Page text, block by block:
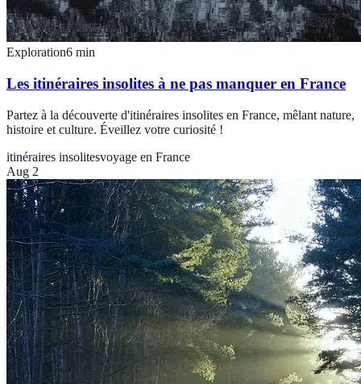
Exploration6 min
Les itinéraires insolites à ne pas manquer en France
Partez à la découverte d'itinéraires insolites en France, mêlant nature,
histoire et culture. Éveillez votre curiosité !
itinéraires insolitesvoyage en France
Aug 2